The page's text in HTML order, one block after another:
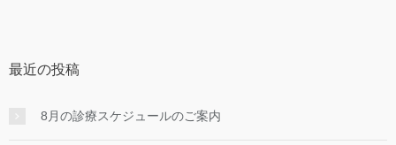
最近の投稿
8月の診療スケジュールのご案内